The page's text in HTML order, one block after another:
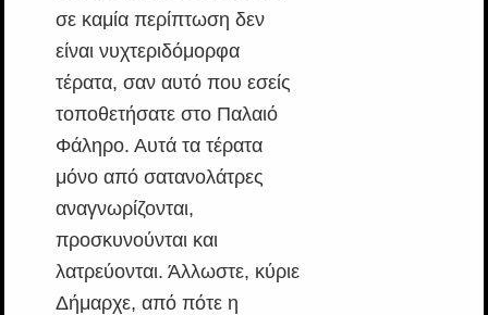
σε καμία περίπτωση δεν
είναι νυχτεριδόμορφα
τέρατα, σαν αυτό που εσείς
τοποθετήσατε στο Παλαιό
Φάληρο. Αυτά τα τέρατα
μόνο από σατανολάτρες
αναγνωρίζονται,
προσκυνούνται και
λατρεύονται. Άλλωστε, κύριε
Δήμαρχε, από πότε η